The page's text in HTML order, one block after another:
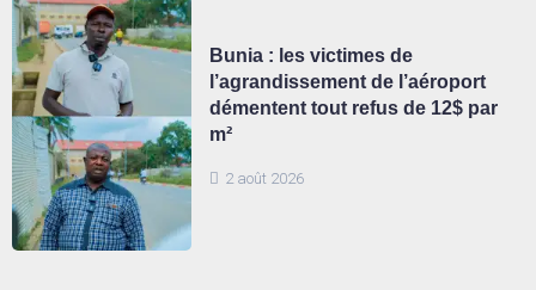
2 août 2026
Bunia : les victimes de
l’agrandissement de l’aéroport
démentent tout refus de 12$ par
m²